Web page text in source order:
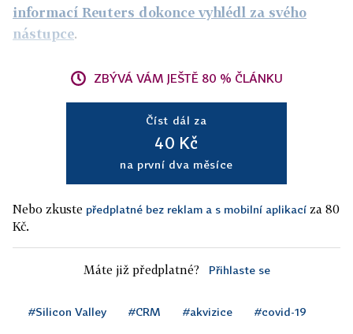
informací Reuters dokonce vyhlédl za svého
nástupce.
ZBÝVÁ VÁM JEŠTĚ 80 % ČLÁNKU
Číst dál za
40 Kč
na první dva měsíce
Nebo zkuste předplatné bez reklam a s mobilní aplikací za 80
Kč.
Máte již předplatné? Přihlaste se
#Silicon Valley #CRM #akvizice #covid-19